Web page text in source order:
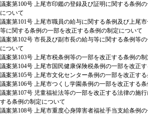
議案第100号 上尾市印鑑の登録及び証明に関する条例
について
議案第101号 上尾市職員の給与に関する条例及び上尾
等に関する条例の一部を改正する条例の制定について
議案第102号 市長及び副市長の給与等に関する条例等
について
議案第103号 上尾市税条例等の一部を改正する条例の
議案第104号 上尾市国民健康保険税条例の一部を改正
議案第105号 上尾市文化センター条例の一部を改正す
議案第106号 上尾市つくし学園条例の一部を改正する
議案第107号 児童福祉法等の一部を改正する法律の施
する条例の制定について
議案第108号 上尾市重度心身障害者福祉手当支給条例